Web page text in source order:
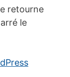
retourne
le